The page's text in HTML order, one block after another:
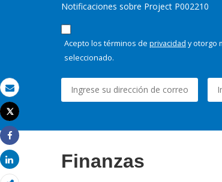
Correo electrónico
Imprimir
Tweet
Share
Share
Notificaciones sobre Project P002210
Acepto los términos de privacidad y otorgo
seleccionado.
Finanzas